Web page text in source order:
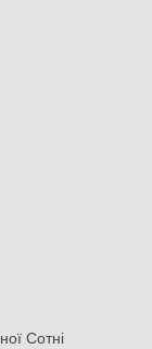
Сотні